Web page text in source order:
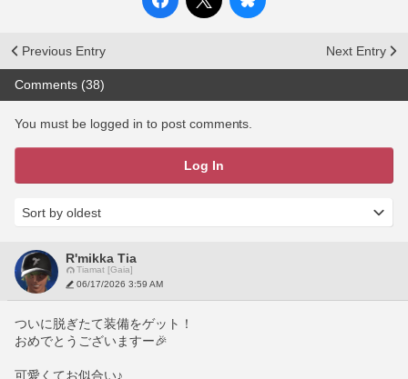
Previous Entry Next Entry
Comments (38)
You must be logged in to post comments.
Log In
R'mikka Tia
Tiamat [Gaia]
06/17/2026 3:59 AM
ついに脱ぎたて装備をゲット！
おめでとうございますー🎉
可愛くてお似合い♪